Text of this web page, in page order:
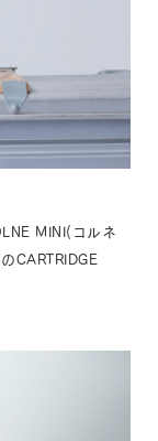
MINI(コルネ
CARTRIDGE